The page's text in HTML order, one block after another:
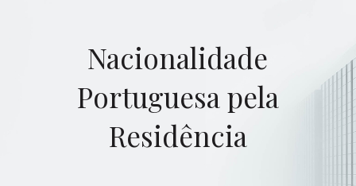
Nacionalidade
Portuguesa pela
Residência